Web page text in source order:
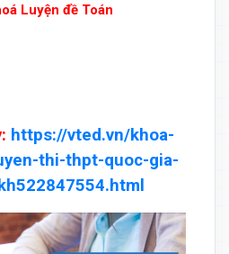
Luyện đề Toán
https://vted.vn/khoa-
thi-thpt-quoc-gia-